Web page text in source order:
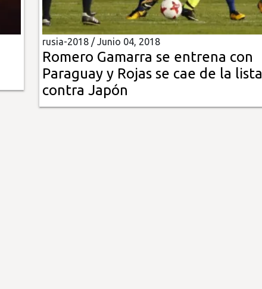
rusia-2018 /Junio 04, 2018
Romero Gamarra se entrena con
Paraguay y Rojas se cae de la lista
contra Japón